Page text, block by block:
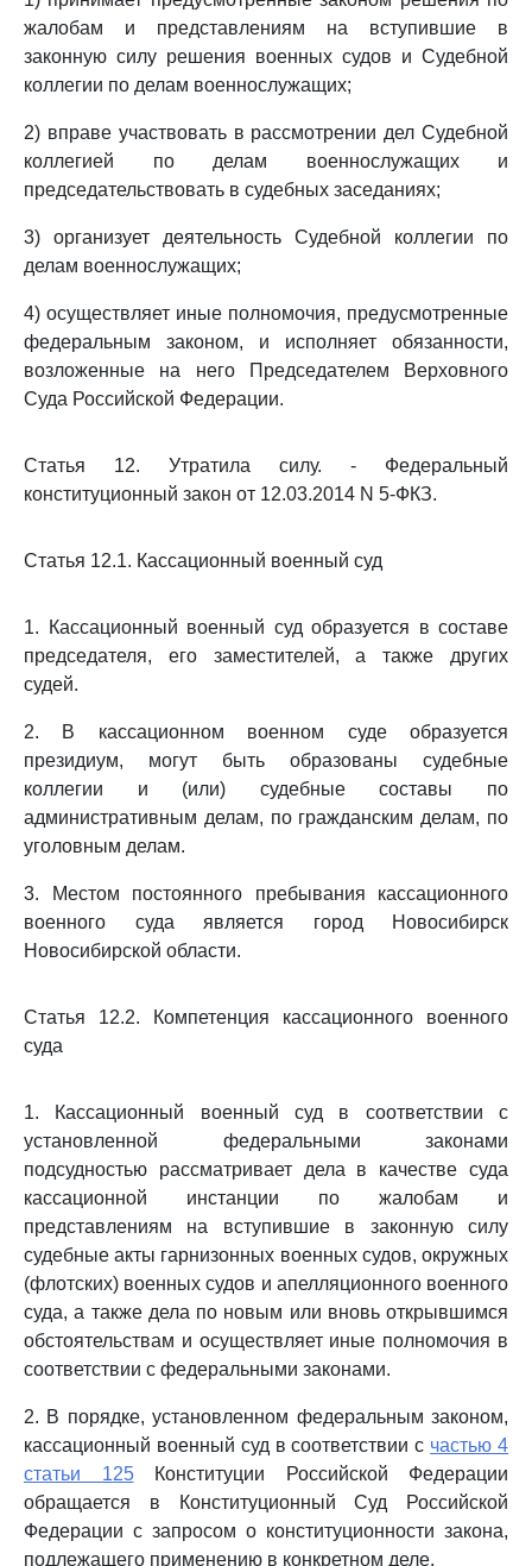
жалобам и представлениям на вступившие в
законную силу решения военных судов и Судебной
коллегии по делам военнослужащих;
2) вправе участвовать в рассмотрении дел Судебной
коллегией по делам военнослужащих и
председательствовать в судебных заседаниях;
3) организует деятельность Судебной коллегии по
делам военнослужащих;
4) осуществляет иные полномочия, предусмотренные
федеральным законом, и исполняет обязанности,
возложенные на него Председателем Верховного
Суда Российской Федерации.
Статья 12. Утратила силу. - Федеральный
конституционный закон от 12.03.2014 N 5-ФКЗ.
Статья 12.1. Кассационный военный суд
1. Кассационный военный суд образуется в составе
председателя, его заместителей, а также других
судей.
2. В кассационном военном суде образуется
президиум, могут быть образованы судебные
коллегии и (или) судебные составы по
административным делам, по гражданским делам, по
уголовным делам.
3. Местом постоянного пребывания кассационного
военного суда является город Новосибирск
Новосибирской области.
Статья 12.2. Компетенция кассационного военного
суда
1. Кассационный военный суд в соответствии с
установленной федеральными законами
подсудностью рассматривает дела в качестве суда
кассационной инстанции по жалобам и
представлениям на вступившие в законную силу
судебные акты гарнизонных военных судов, окружных
(флотских) военных судов и апелляционного военного
суда, а также дела по новым или вновь открывшимся
обстоятельствам и осуществляет иные полномочия в
соответствии с федеральными законами.
2. В порядке, установленном федеральным законом,
кассационный военный суд в соответствии с частью 4
статьи 125Конституции Российской Федерации
обращается в Конституционный Суд Российской
Федерации с запросом о конституционности закона,
подлежащего применению в конкретном деле.